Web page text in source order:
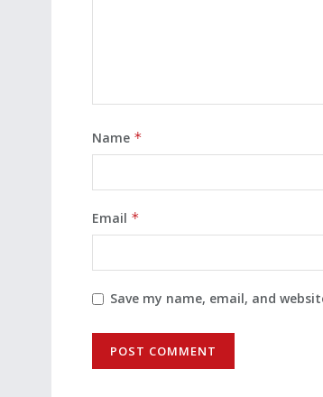
Name *
Email *
Save my name, email, and